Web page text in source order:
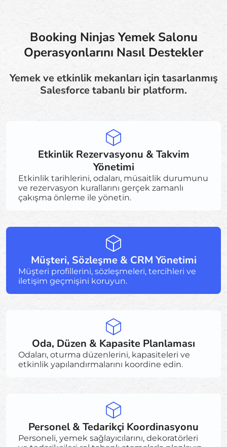
Booking Ninjas Yemek Salonu
Operasyonlarını Nasıl Destekler
Yemek ve etkinlik mekanları için tasarlanmış
Salesforce tabanlı bir platform.
Etkinlik Rezervasyonu & Takvim
Yönetimi
Etkinlik tarihlerini, odaları, müsaitlik durumunu
ve rezervasyon kurallarını gerçek zamanlı
çakışma önleme ile yönetin.
Müşteri, Sözleşme & CRM Yönetimi
Müşteri profillerini, sözleşmeleri, tercihleri ve
iletişim geçmişini koruyun.
Oda, Düzen & Kapasite Planlaması
Odaları, oturma düzenlerini, kapasiteleri ve
etkinlik yapılandırmalarını koordine edin.
Personel & Tedarikçi Koordinasyonu
Personeli, yemek sağlayıcılarını, dekoratörleri